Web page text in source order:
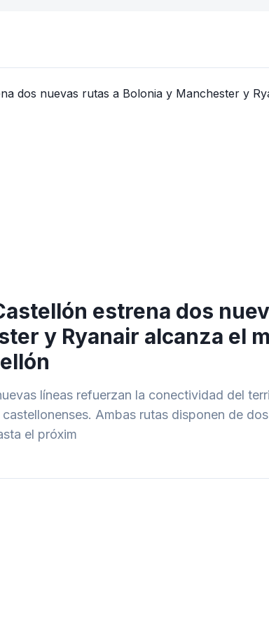
estrena dos
y Ryanair alcanza el
líneas refuerzan la conectividad del
Ambas rutas disponen de
el próxim